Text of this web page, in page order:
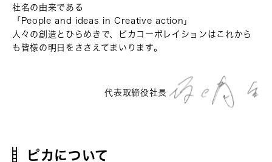
社名の由来である
「People and ideas in Creative action」
人々の創造とひらめきで、ピカコーポレイションは これから
も皆様の明日をささえてまいります。
代表取締役社長
ピカについて